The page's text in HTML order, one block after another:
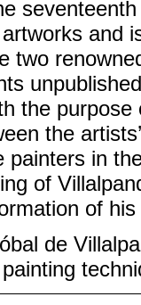
and
two
the
the
painters in
of
of
de